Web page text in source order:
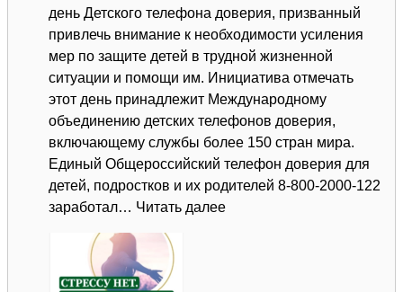
день Детского телефона доверия, призванный
привлечь внимание к необходимости усиления
мер по защите детей в трудной жизненной
ситуации и помощи им. Инициатива отмечать
этот день принадлежит Международному
объединению детских телефонов доверия,
включающему службы более 150 стран мира.
Единый Общероссийский телефон доверия для
детей, подростков и их родителей 8-800-2000-122
заработал… Читать далее: